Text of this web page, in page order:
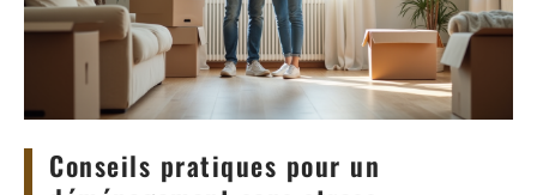
Conseils pratiques pour un